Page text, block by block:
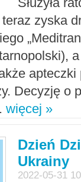
zyska
apteczki
Decyzję o
więcej »
Dzień
Ukrainy
2022-05-31